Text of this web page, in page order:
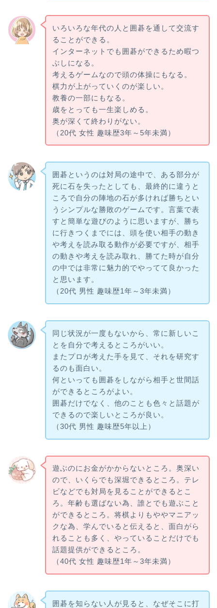
いろいろな年代の人と囲碁を通して交流す
ることができる。
インターネットでも囲碁ができるため暇つ
ぶしになる。
考えるゲームなので頭の体操にもなる。
棋力が上がっていくのが楽しい。
教養の一部にもなる。
歳をとっても一生楽しめる。
奥が深くて終わりがない。
（20代 女性 趣味歴3年～5年未満）
囲碁というのは対局の途中で、ある部分が
死に石を失ったとしても、最終的に違うと
ころで自分の陣地の石が多ければ勝ちとい
うシンプルな勝敗のゲームです。言葉で表
すと簡単な遊びのように思いますが、勝ち
に行きつくまでには、頭を使い相手の動き
や考えを読み取る動作が必要ですが、相手
の動きや考えを読み取れ、勝てた時が自分
の中では非常に魅力的でやってて良かった
と思います。
（20代 男性 趣味歴1年～3年未満）
同じ状況が一度もないから、常に新しいこ
とを自分で考えるところがいい。
またプロが考えた手を見て、それを研究す
るのも面白い。
何といっても囲碁をしながら相手と世間話
ができるところがよい。
囲碁だけでなく、他のことも色々と話題が
できるので楽しいところが良い。
（30代 男性 趣味歴5年以上）
遊ぶのにお金がかからないところ。奥深い
ので、いくらでも深堀できるところ。テレ
ビなどでも対局を見ることができるとこ
ろ。年齢も選ばない為、誰とでも遊ぶこと
ができるところ。将棋よりもややマニアッ
クな為、学んでいると伝えると、面白がら
れることも多く、やっていることだけでも
話題提供ができるところ。
（40代 女性 趣味歴1年～3年未満）
囲碁を知らない人が見ると、なぜそこに打